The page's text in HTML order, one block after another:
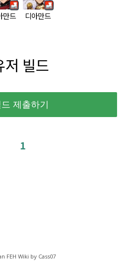
만드 디아만드
저 빌드
1
FEH Wiki by Cass07